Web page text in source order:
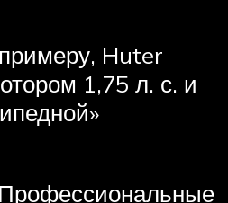
Huter
1,75 л. с. и